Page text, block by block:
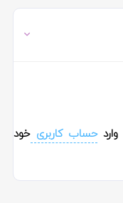
حساب کاربریخود